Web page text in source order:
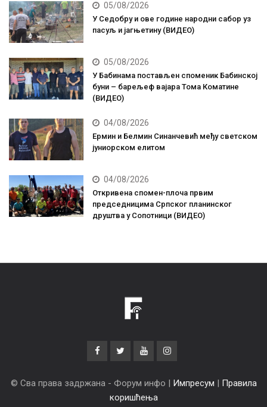
05/08/2026
У Седобру и ове године народни сабор уз
пасуљ и јагњетину (ВИДЕО)
05/08/2026
У Бабинама постављен споменик Бабинској
буни – барељеф вајара Тома Коматине
(ВИДЕО)
04/08/2026
Ермин и Белмин Синанчевић међу светском
јуниорском елитом
04/08/2026
Откривена спомен-плоча првим
председницима Српског планинског
друштва у Сопотници (ВИДЕО)
© Сва права задржана - Форум инфо | Импресум | Правила
коришћења